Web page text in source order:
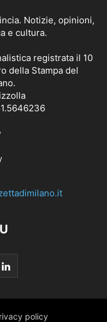
Notizie, opinioni,
e cultura.
registrata il 10
della Stampa del
policy